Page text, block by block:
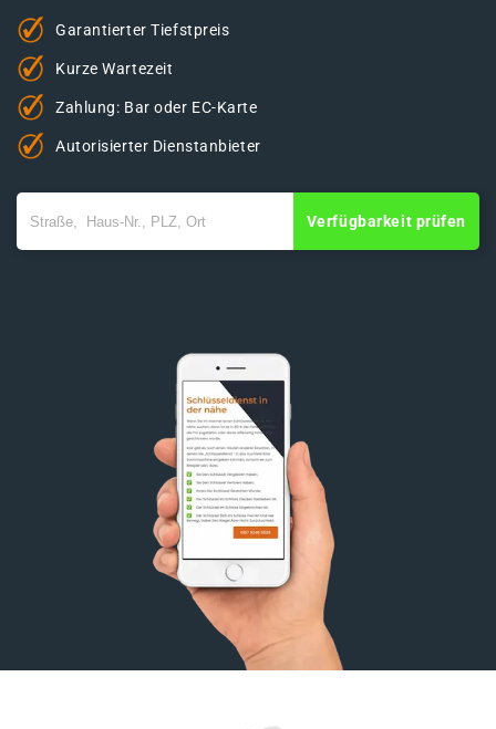
Garantierter Tiefstpreis
Kurze Wartezeit
Zahlung: Bar oder EC-Karte
Autorisierter Dienstanbieter
Verfügbarkeit prüfen